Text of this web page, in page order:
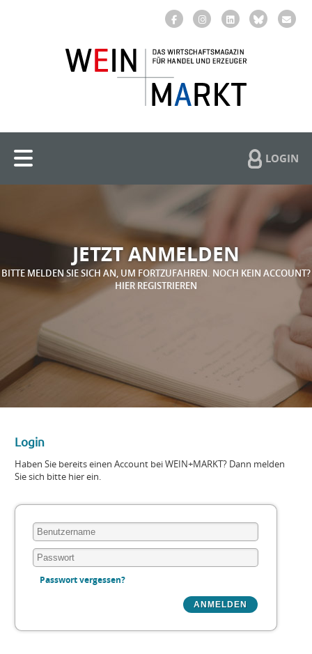
LOGIN
JETZT ANMELDEN
BITTE MELDEN SIE SICH AN, UM FORTZUFAHREN. NOCH KEIN ACCOUNT?
HIER REGISTRIEREN
Login
Haben Sie bereits einen Account bei WEIN+MARKT? Dann melden
Sie sich bitte hier ein.
Passwort vergessen?